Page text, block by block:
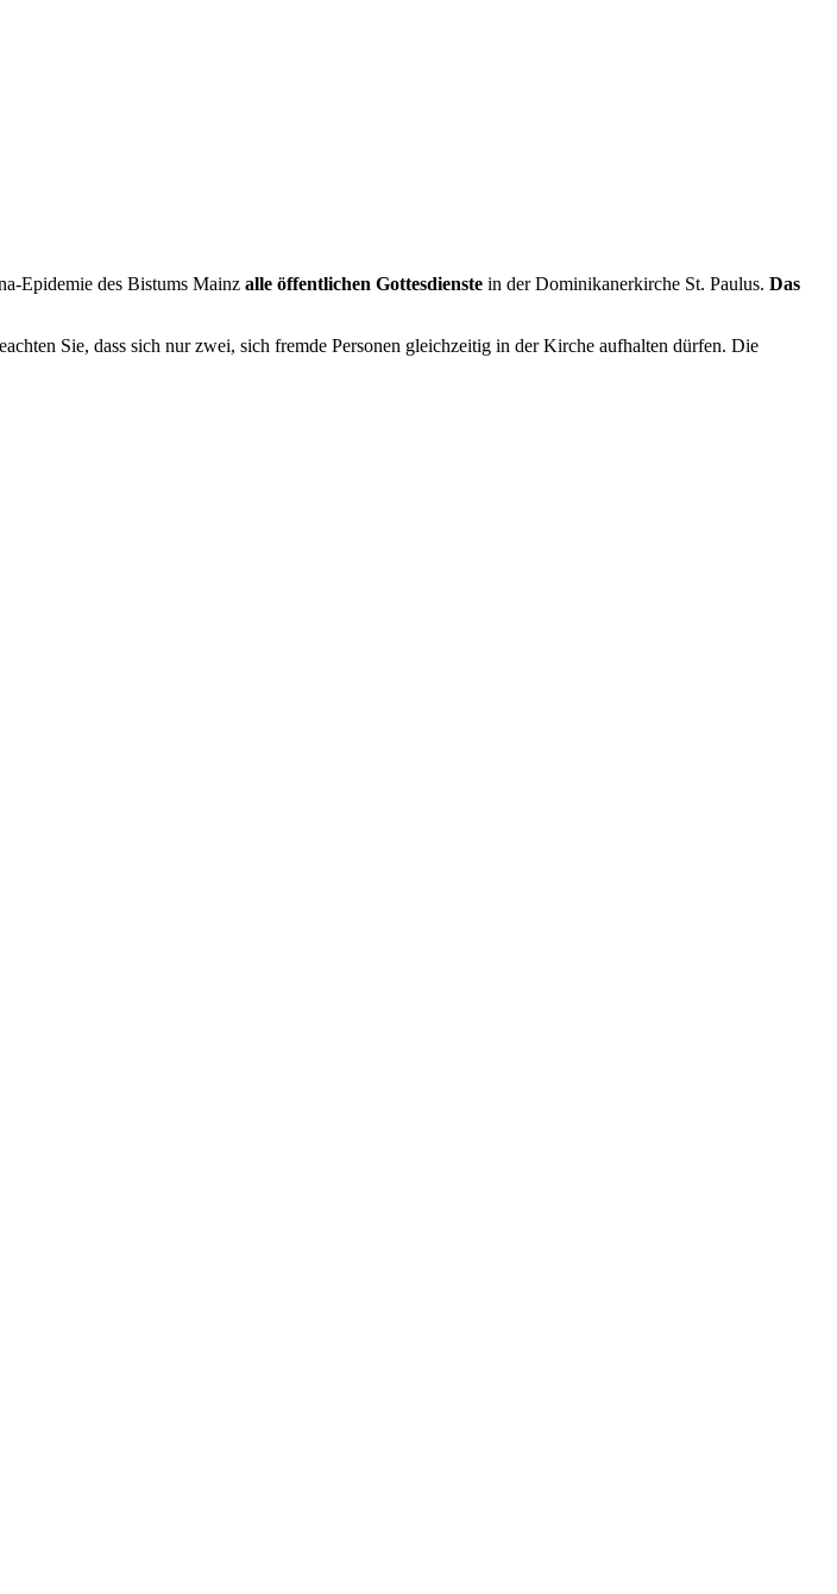
Epidemie des Bistums Mainz alle öffentlichen Gottesdienste in der Dominikanerkirche St. Paulus. Das
Sie, dass sich nur zwei, sich fremde Personen gleichzeitig in der Kirche aufhalten dürfen. Die